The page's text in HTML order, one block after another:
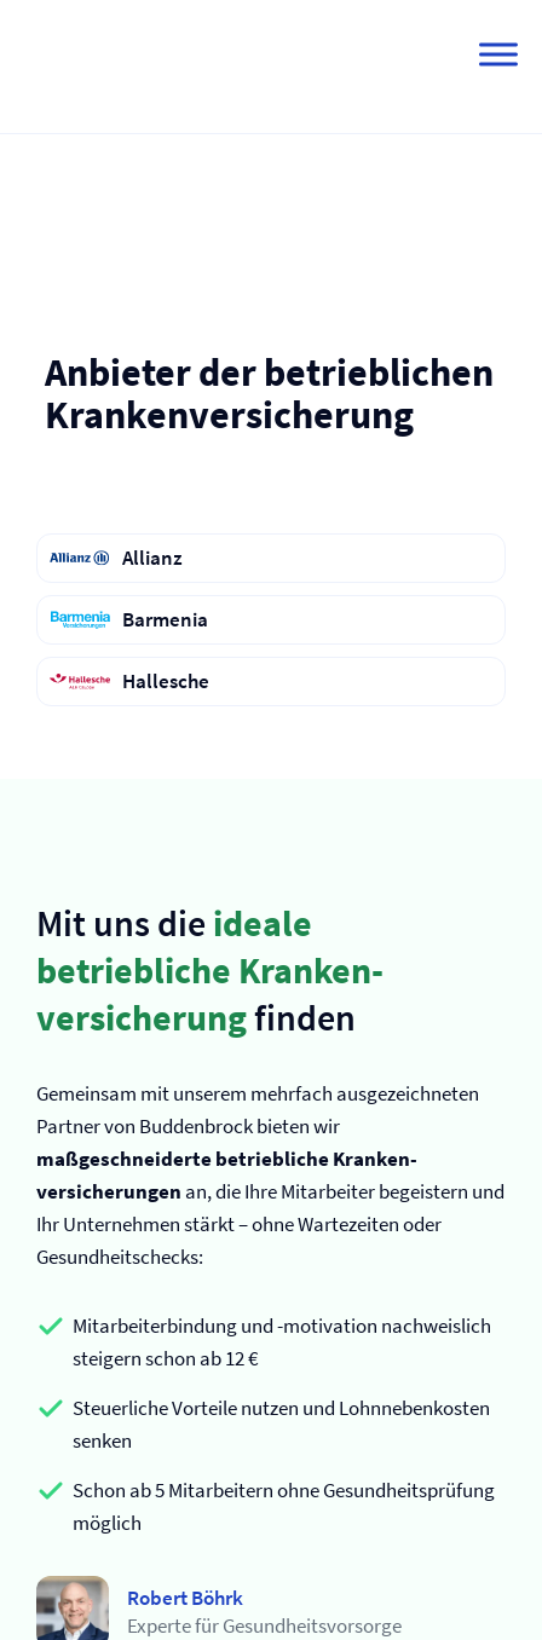
Anbieter der betrieblichen
Kranken­versicherung
Allianz
Barmenia
Hallesche
Mit uns die ideale
betriebliche Kranken­
versicherungfinden
Gemeinsam mit unserem mehrfach ausgezeichneten
Partner von Buddenbrock bieten wir
maßgeschneiderte betriebliche Kranken­
versicherungen an, die Ihre Mitarbeiter begeistern und
Ihr Unternehmen stärkt – ohne Wartezeiten oder
Gesundheitschecks:
Mitarbeiterbindung und -motivation nachweislich
steigern schon ab 12 €
Steuerliche Vorteile nutzen und Lohnnebenkosten
senken
Schon ab 5 Mitarbeitern ohne Gesundheitsprüfung
möglich
Robert Böhrk
Experte für Gesundheitsvorsorge